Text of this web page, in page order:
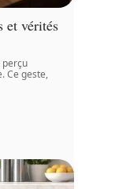
et vérités
perçu
Ce geste,